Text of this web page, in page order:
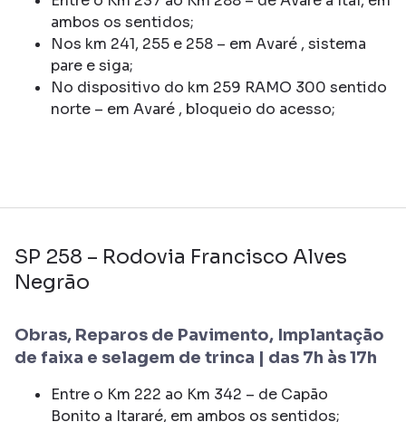
ambos os sentidos;
Nos km 241, 255 e 258 – em Avaré , sistema
pare e siga;
No dispositivo do km 259 RAMO 300 sentido
norte – em Avaré , bloqueio do acesso;
SP 258 – Rodovia Francisco Alves
Negrão
Obras, Reparos de Pavimento, Implantação
de faixa e selagem de trinca | das 7h às 17h
Entre o Km 222 ao Km 342 – de Capão
Bonito a Itararé, em ambos os sentidos;